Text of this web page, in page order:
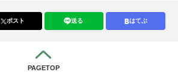
ポスト 送る はてぶ
PAGETOP